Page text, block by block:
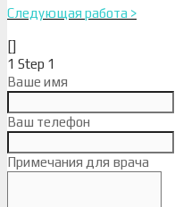
Следующая работа >
[]
1 Step 1
Ваше имя
Ваш телефон
Примечания для врача